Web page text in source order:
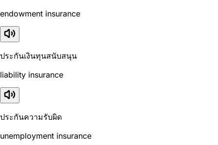
endowment insurance
ประกันเงินทุนสนับสนุน
liability insurance
ประกันความรับผิด
unemployment insurance